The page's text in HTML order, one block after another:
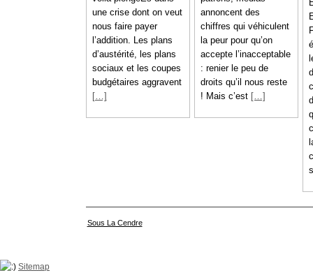
une crise dont on veut
nous faire payer
l’addition. Les plans
d’austérité, les plans
sociaux et les coupes
budgétaires aggravent
[…]
annoncent des
chiffres qui véhiculent
la peur pour qu’on
accepte l’inacceptable
: renier le peu de
droits qu’il nous reste
! Mais c’est […]
Sous La Cendre
Sitemap